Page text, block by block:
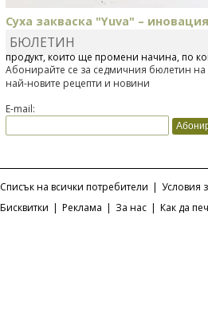
Суха закваска "Yuva" –
Отскоро Лесафр България стартира
продукт, който ще промени начина, по
БЮЛЕТИН
Абонирайте се за седмичния бюлетин на
най-новите рецепти и новини
E-mail:
Списък на всички потребители | Условия
Бисквитки | Реклама | За нас | Как да